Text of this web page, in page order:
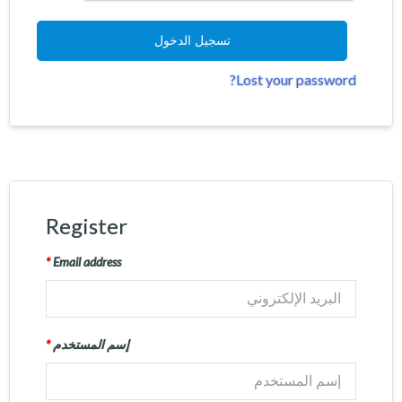
تسجيل الدخول
Lost your password?
Register
Email address
*
إسم المستخدم*